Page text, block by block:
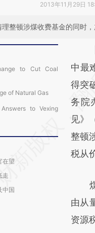
2013年11月29日
整顿涉煤收费基金的同时
to Cut Coal
of Natural Gas
to Vexing
在望
走
中国
请
成，
新观
对和
中最
得突
务院
见》
整顿
税从
煤
由从
资源